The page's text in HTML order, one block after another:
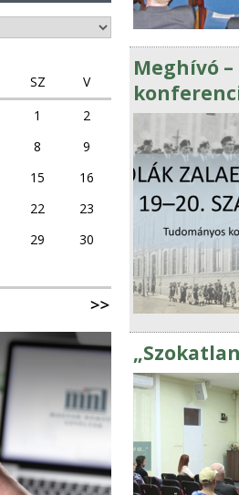
Meghívó
SZ
V
1
2
8
9
15
16
22
23
29
30